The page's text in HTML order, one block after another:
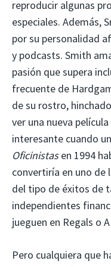
reproducir algunas
especiales. Además,
por su personalidad
y podcasts. Smith
pasión que supera
frecuente de
de su rostro,
ver una nueva
interesante cuando
Oficinistasen 1994
convertiría en uno de
del tipo de éxitos de
independientes
jueguen en Regals o
Pero cualquiera que